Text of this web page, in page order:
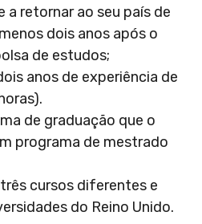
a retornar ao seu país de
dois anos após o
de estudos;
anos de experiência de
de graduação que o
programa de mestrado
cursos diferentes e
do Reino Unido.